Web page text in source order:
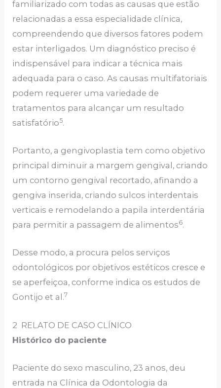
familiarizado com todas as causas que estão
relacionadas a essa especialidade clínica,
compreendendo que diversos fatores podem
estar interligados. Um diagnóstico preciso é
indispensável para indicar a técnica mais
adequada para o caso. As causas multifatoriais
podem requerer uma variedade de
tratamentos para alcançar um resultado
satisfatório5.
Portanto, a gengivoplastia tem como objetivo
principal diminuir a margem gengival, criando
um contorno gengival recortado, afinando a
gengiva inserida, criando sulcos interdentais
verticais e remodelando a papila interdentária
para permitir a passagem de alimentos6.
Desse modo, a procura pelos serviços
odontológicos por objetivos estéticos cresce e
se aperfeiçoa, conforme indica os estudos de
Gontijo et al.7
2 RELATO DE CASO CLÍNICO
Histórico do paciente
Paciente do sexo masculino, 23 anos, deu
entrada na Clínica da Odontologia da